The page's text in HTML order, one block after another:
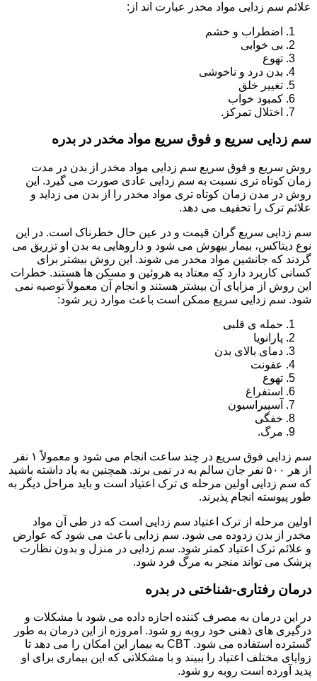
علائم سم زدایی مواد مخدر عبارت اند از:
اضطراب و خشم
بی خوابی
تهوع
بدن درد و ناخوشی
تغییر خلق
کمبود خواب
اختلال تمرکز.
سم زدایی سریع و فوق سریع مواد مخدر در بدره
روش سریع و فوق سریع سم زدایی مواد مخدر از بدن در مدت
زمان کوتاه تری نسبت به سم زدایی عادی صورت می گیرد. این
روش در مدن زمان کوتاه تری مواد مخدر را از بدن می زداید و
علائم ترک را تخفیف می دهد.
سم زدایی سریع گران قیمت و در عین حال خطرناک است. در این
نوع دیتاکس، بیمار بیهوش می شود و داروهایی به بدن او تزریق می
گردند که جانشین مواد مخدر می شوند. این روش بیشتر برای
کسانی کاربرد دارد که معتاد به هروئین و مسکن ها هستند. خطرات
این روش از مزایای آن بیشتر هستند و انجام آن معمولاً توصیه نمی
شود. سم زدایی سریع ممکن است باعث موارد زیر شود:
حمله ی قلبی
پارانویا
دمای بالای بدن
عفونت
تهوع
استفراغ
آسپیراسیون
خفگی
مرگ.
سم زدایی فوق سریع در چند ساعت انجام می شود و معمولاً ۱ نفر
از هر ۵۰۰ نفر جان سالم به در نمی برند. همچنین به یاد داشته باشید
که سم زدایی اولین مرحله ی ترک اعتیاد است و باید مراحل دیگر به
طور پیوسته انجام پذیرند.
اولین مرحله از ترک اعتیاد سم زدایی است که در طی آن مواد
مخدر از بدن زدوده می شود. سم زدایی باعث می شود که عوارض
و علائم ترک اعتیاد کمتر شود. سم زدایی در منزل و بدون نظارت
پزشک می تواند منجر به مرگ فرد شود.
درمان رفتاری-شناختی در بدره
در این درمان به مصرف کننده اجازه داده می شود با مشکلات و
درگیری های ذهنی خود روبه رو شود. امروزه از این درمان به طور
گسترده استفاده می شود. CBT به بیمار این امکان را می دهد تا
زوایای مختلف اعتیاد را ببیند و با مشکلاتی که این بیماری برای او
پدید آورده است روبه رو شود.